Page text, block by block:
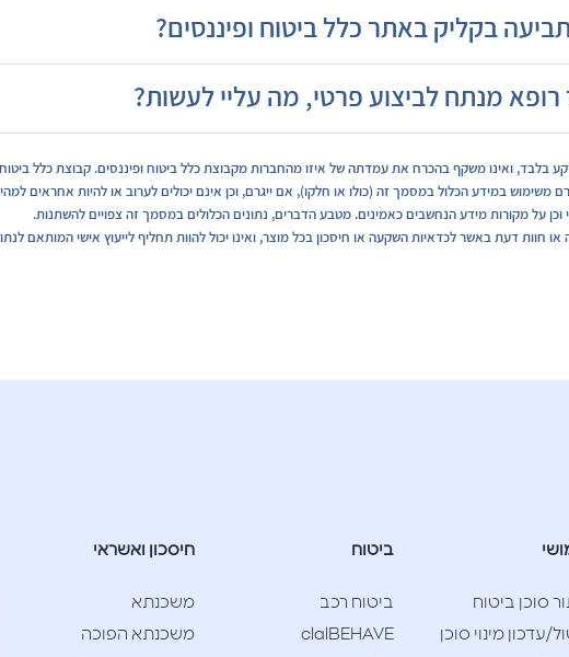
בקליק באתר כלל ביטוח ופיננסים?
רופא מנתח לביצוע פרטי, מה עליי לעשות?
בלבד, ואינו משקף בהכרח את עמדתה של איזו מהחברות מקבוצת כלל ביטוח ופיננסים. קבוצת כלל
משימוש במידע הכלול במסמך זה (כולו או חלקו), אם ייגרם, וכן אינם יכולים לערוב או להיות אחראים
וכן על מקורות מידע הנחשבים כאמינים. מטבע הדברים, נתונים הכלולים במסמך זה צפויים להשתנות.
חוות דעת באשר לכדאיות השקעה או חיסכון בכל מוצר, ואינו יכול להוות תחליף לייעוץ אישי המותאם
סוכן ביטוח
עדכון מינוי סוכן
ביטוח
ביטוח רכב
clalBEHAVE
חיסכון ואשראי
משכנתא
משכנתא הפוכה